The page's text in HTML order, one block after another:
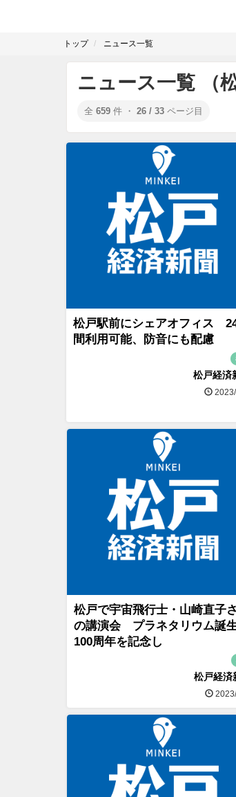
トップ ニュース一覧
ニュース一覧 （
全 659 件 ・ 26 / 33 ページ目
松戸駅前にシェアオフィス
間利用可能、防音にも配慮
松戸経済
松戸で宇宙飛行士・山崎直子
の講演会 プラネタリウム誕
100周年を記念し
松戸経済